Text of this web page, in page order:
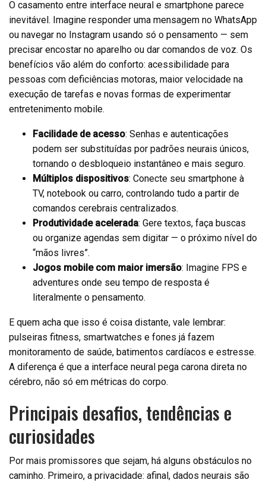
O casamento entre interface neural e smartphone parece
inevitável. Imagine responder uma mensagem no WhatsApp
ou navegar no Instagram usando só o pensamento — sem
precisar encostar no aparelho ou dar comandos de voz. Os
benefícios vão além do conforto: acessibilidade para
pessoas com deficiências motoras, maior velocidade na
execução de tarefas e novas formas de experimentar
entretenimento mobile.
Facilidade de acesso: Senhas e autenticações
podem ser substituídas por padrões neurais únicos,
tornando o desbloqueio instantâneo e mais seguro.
Múltiplos dispositivos: Conecte seu smartphone à
TV, notebook ou carro, controlando tudo a partir de
comandos cerebrais centralizados.
Produtividade acelerada: Gere textos, faça buscas
ou organize agendas sem digitar — o próximo nível do
“mãos livres”.
Jogos mobile com maior imersão: Imagine FPS e
adventures onde seu tempo de resposta é
literalmente o pensamento.
E quem acha que isso é coisa distante, vale lembrar:
pulseiras fitness, smartwatches e fones já fazem
monitoramento de saúde, batimentos cardíacos e estresse.
A diferença é que a interface neural pega carona direta no
cérebro, não só em métricas do corpo.
Principais desafios, tendências e
curiosidades
Por mais promissores que sejam, há alguns obstáculos no
caminho. Primeiro, a privacidade: afinal, dados neurais são